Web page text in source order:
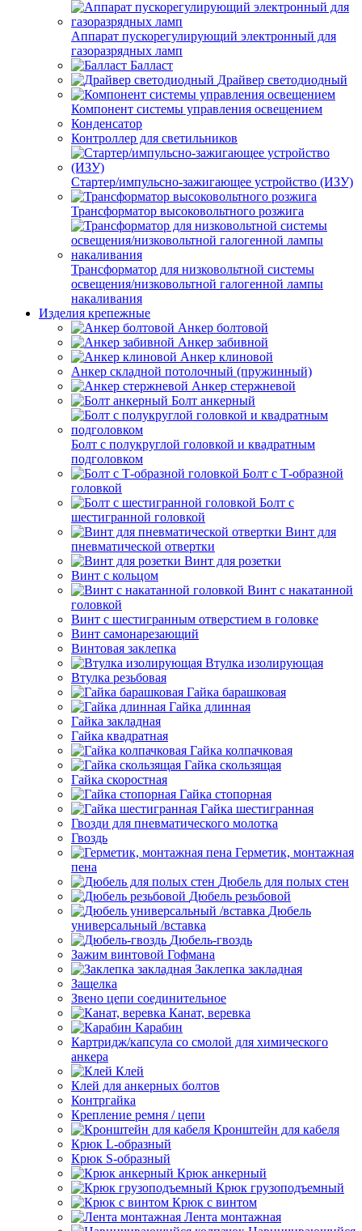
Аппарат пускорегулирующий электронный для
газоразрядных ламп
Балласт
Драйвер светодиодный
Компонент системы управления освещением
Конденсатор
Контроллер для светильников
Стартер/импульсно-зажигающее устройство (ИЗУ)
Трансформатор высоковольтного розжига
Трансформатор для низковольтной системы
освещения/низковольтной галогенной лампы
накаливания
Изделия крепежные
Анкер болтовой
Анкер забивной
Анкер клиновой
Анкер складной потолочный (пружинный)
Анкер стержневой
Болт анкерный
Болт с полукруглой головкой и квадратным
подголовком
Болт с Т-образной
головкой
Болт с
шестигранной головкой
Винт для
пневматической отвертки
Винт для розетки
Винт с кольцом
Винт с накатанной
головкой
Винт с шестигранным отверстием в головке
Винт самонарезающий
Винтовая заклепка
Втулка изолирующая
Втулка резьбовая
Гайка барашковая
Гайка длинная
Гайка закладная
Гайка квадратная
Гайка колпачковая
Гайка скользящая
Гайка скоростная
Гайка стопорная
Гайка шестигранная
Гвозди для пневматического молотка
Гвоздь
Герметик, монтажная
пена
Дюбель для полых стен
Дюбель резьбовой
Дюбель
универсальный /вставка
Дюбель-гвоздь
Зажим винтовой Гофмана
Заклепка закладная
Защелка
Звено цепи соединительное
Канат, веревка
Карабин
Картридж/капсула со смолой для химического
анкера
Клей
Клей для анкерных болтов
Контргайка
Крепление ремня / цепи
Кронштейн для кабеля
Крюк L-образный
Крюк S-образный
Крюк анкерный
Крюк грузоподъемный
Крюк с винтом
Лента монтажная